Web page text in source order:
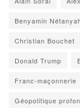
Benyamin
Christian Bouchet
Donald Trump
Franc-maçonnerie
Géopolitique